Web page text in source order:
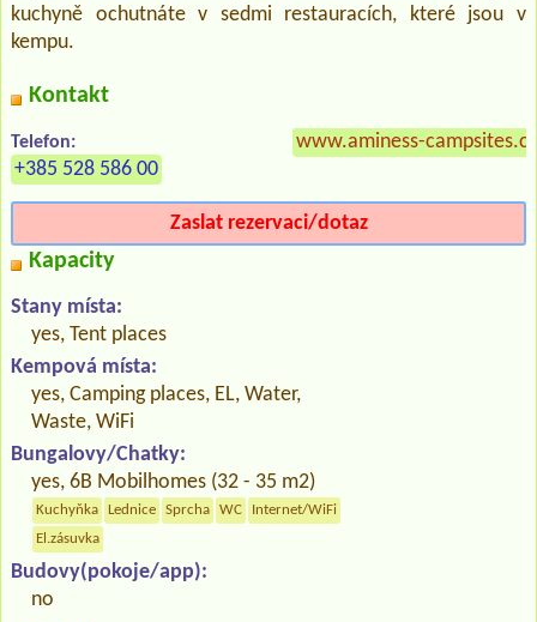
kuchyně ochutnáte v sedmi restauracích, které jsou v
kempu.
Kontakt
Telefon:
+385 528 586 00
www.aminess-
Zaslat rezervaci/dotaz
Kapacity
Stany místa:
yes, Tent places
Kempová místa:
yes, Camping places, EL, Water,
Waste, WiFi
Bungalovy/Chatky:
yes, 6B Mobilhomes (32 - 35 m2)
Kuchyňka Lednice Sprcha WC
Internet/WiFi
El.zásuvka
Budovy(pokoje/app):
no